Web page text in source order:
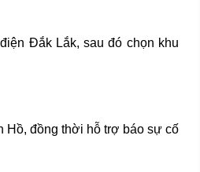
Đắk Lắk, sau đó chọn khu
Hồ, đồng thời hỗ trợ báo sự cố